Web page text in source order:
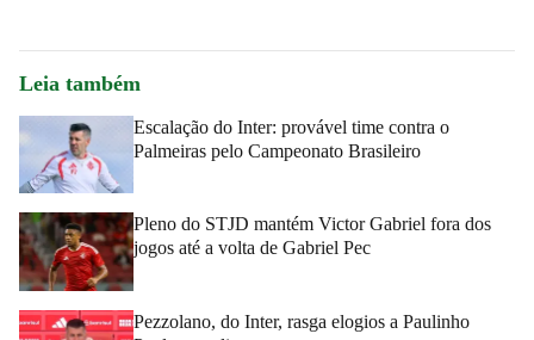
Leia também
Escalação do Inter: provável time contra o
Palmeiras pelo Campeonato Brasileiro
Pleno do STJD mantém Victor Gabriel fora dos
jogos até a volta de Gabriel Pec
Pezzolano, do Inter, rasga elogios a Paulinho